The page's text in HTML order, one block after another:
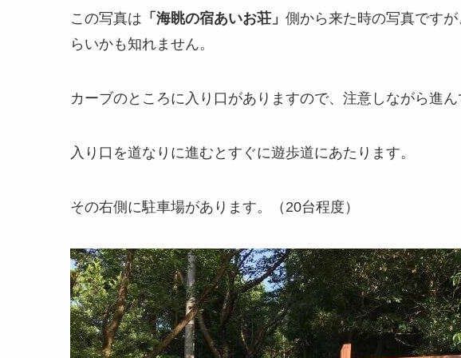
この写真は 「海眺の宿あいお荘」 側から来た時の写真です
らいかも知れません。
カーブのところに入り口がありますので、注意しながら進ん
入り口を道なりに進むとすぐに遊歩道にあたります。
その右側に駐車場があります。（20台程度）